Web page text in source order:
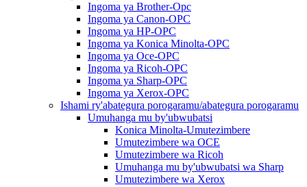
Ingoma ya Brother-Opc
Ingoma ya Canon-OPC
Ingoma ya HP-OPC
Ingoma ya Konica Minolta-OPC
Ingoma ya Oce-OPC
Ingoma ya Ricoh-OPC
Ingoma ya Sharp-OPC
Ingoma ya Xerox-OPC
Ishami ry'abategura porogaramu/abategura porogaramu
Umuhanga mu by'ubwubatsi
Konica Minolta-Umutezimbere
Umutezimbere wa OCE
Umutezimbere wa Ricoh
Umuhanga mu by'ubwubatsi wa Sharp
Umutezimbere wa Xerox